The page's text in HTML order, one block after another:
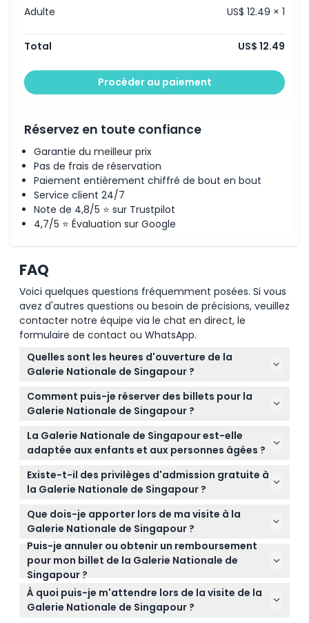
Adulte
US$ 12.49 × 1
Total US$ 12.49
Procéder au paiement
Réservez en toute confiance
Garantie du meilleur prix
Pas de frais de réservation
Paiement entièrement chiffré de bout en bout
Service client 24/7
Note de 4,8/5 ⭐ sur Trustpilot
4,7/5 ⭐ Évaluation sur Google
FAQ
Voici quelques questions fréquemment posées. Si vous
avez d'autres questions ou besoin de précisions, veuillez
contacter notre équipe via le chat en direct, le
formulaire de contact ou WhatsApp.
Quelles sont les heures d'ouverture de la
Galerie Nationale de Singapour ?
La Galerie Nationale de Singapour est ouverte tous
les jours de 10h00 à 19h00, avec une admission et
une vente de billets se terminant 30 minutes avant
la fermeture (sous réserve de modification –
veuillez confirmer au moment de la réservation).
Comment puis-je réserver des billets pour la
Galerie Nationale de Singapour ?
Vous pouvez facilement réserver vos billets en ligne
ici même sur ce site, où vous pouvez également
vérifier la disponibilité en temps réel pour la date et
l'heure de votre choix.
La Galerie Nationale de Singapour est-elle
adaptée aux enfants et aux personnes âgées ?
Oui, la galerie accueille les visiteurs de tous âges, y
compris les enfants à partir de 7 ans et les seniors
jusqu’à 99 ans, ce qui en fait une excellente sortie
culturelle pour les familles.
Existe-t-il des privilèges d'admission gratuite à
la Galerie Nationale de Singapour ?
Oui, les expositions permanentes sont gratuites
pour les Singapouriens, les résidents permanents,
les enfants de 6 ans et moins, les étudiants et
enseignants locaux, les personnes en situation de
handicap, ainsi qu’un aidant accompagnant.
Que dois-je apporter lors de ma visite à la
Galerie Nationale de Singapour ?
Apportez une pièce d'identité valide ou la
confirmation de votre billet pour l'entrée, des
chaussures confortables pour parcourir la galerie,
et votre appareil photo pour capturer l'architecture
impressionnante et les œuvres d'art.
Puis-je annuler ou obtenir un remboursement
pour mon billet de la Galerie Nationale de
Singapour ?
Veuillez noter qu'une fois réservés, les billets ne
peuvent pas être annulés ni remboursés, assurez-
vous donc que vos plans sont confirmés avant
À quoi puis-je m'attendre lors de la visite de la
Galerie Nationale de Singapour ?